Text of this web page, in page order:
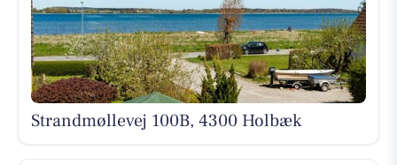
Strandmøllevej 100B, 4300 Holbæk